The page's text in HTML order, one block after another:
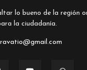
DE
lo bueno de la región
la ciudadanía.